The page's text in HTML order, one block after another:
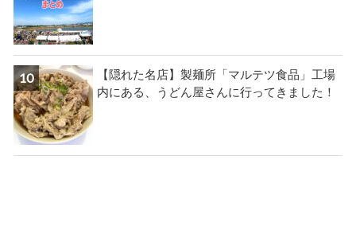
【隠れた名店】製麺所「マルテツ食品」工場
内にある、うどん屋さんに行ってきました！